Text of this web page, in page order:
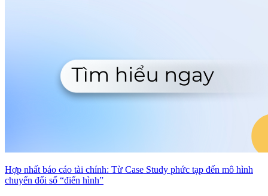
Hợp nhất báo cáo tài chính: Từ Case Study phức tạp đến mô hình
chuyển đổi số “điển hình”